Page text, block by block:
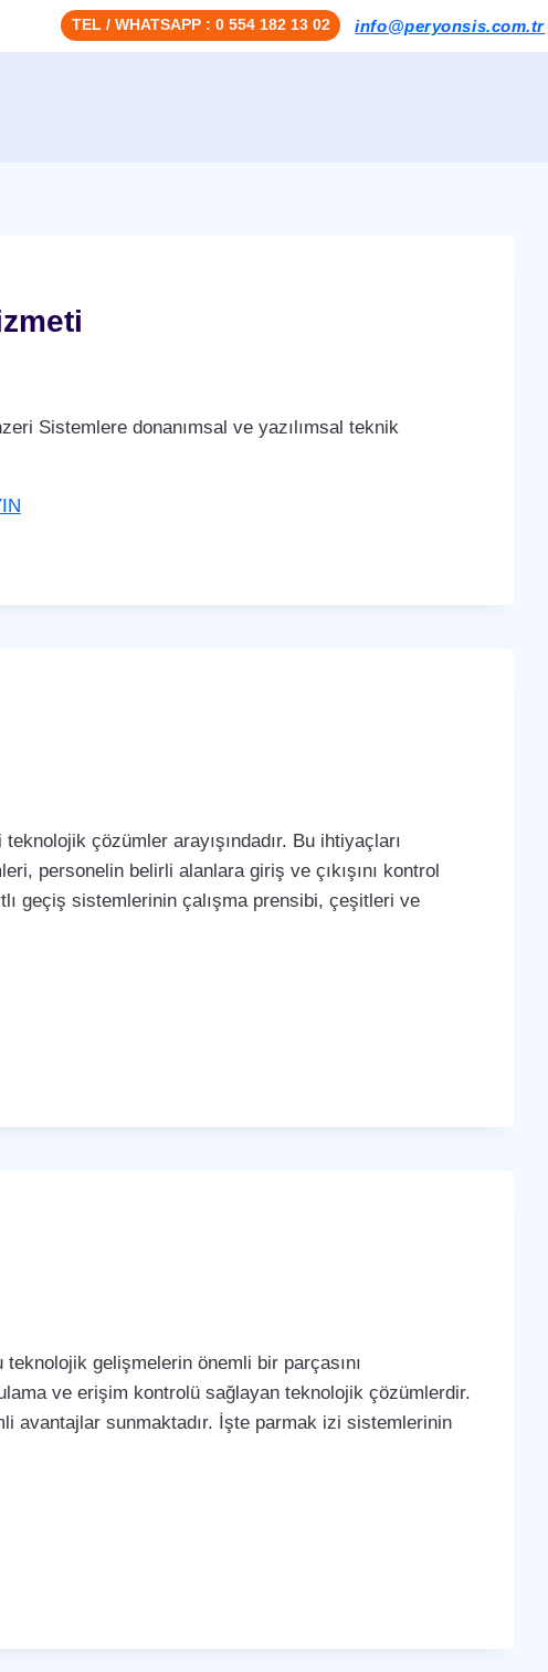
TEL / WHATSAPP : 0 554 182 13 02 info@peryonsis.com.tr
Sistemlere donanımsal ve yazılımsal teknik
çözümler arayışındadır. Bu ihtiyaçları
personelin belirli alanlara giriş ve çıkışını kontrol
geçiş sistemlerinin çalışma prensibi, çeşitleri ve
gelişmelerin önemli bir parçasını
ve erişim kontrolü sağlayan teknolojik çözümlerdir.
avantajlar sunmaktadır. İşte parmak izi sistemlerinin